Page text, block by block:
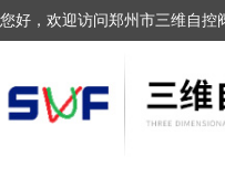
您好，欢迎访问郑州市三维自控